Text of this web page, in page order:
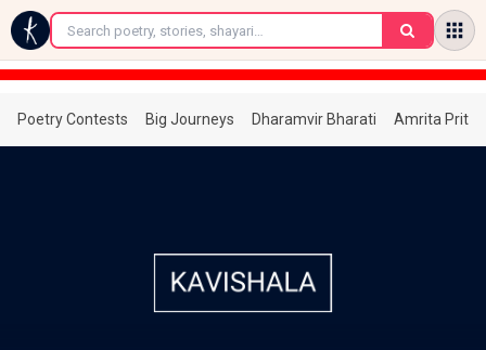
←
Poetry Contests Big Journeys Dharamvir Bharati Amrita